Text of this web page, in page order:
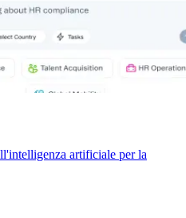
artificiale per la